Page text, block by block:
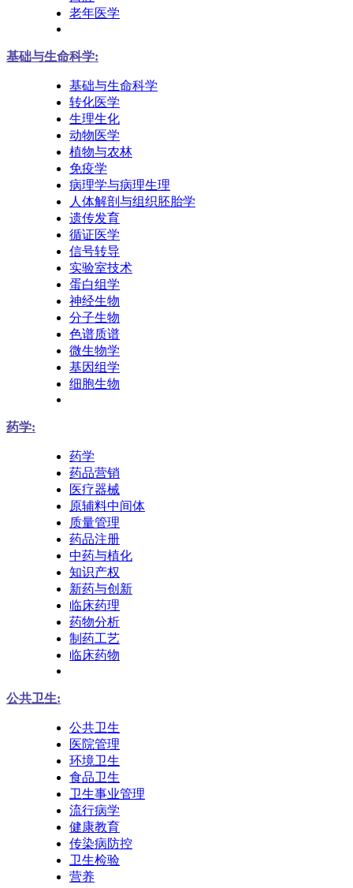
老年医学
基础与生命科学:
基础与生命科学
转化医学
生理生化
动物医学
植物与农林
免疫学
病理学与病理生理
人体解剖与组织胚胎学
遗传发育
循证医学
信号转导
实验室技术
蛋白组学
神经生物
分子生物
色谱质谱
微生物学
基因组学
细胞生物
药学:
药学
药品营销
医疗器械
原辅料中间体
质量管理
药品注册
中药与植化
知识产权
新药与创新
临床药理
药物分析
制药工艺
临床药物
公共卫生:
公共卫生
医院管理
环境卫生
食品卫生
卫生事业管理
流行病学
健康教育
传染病防控
卫生检验
营养